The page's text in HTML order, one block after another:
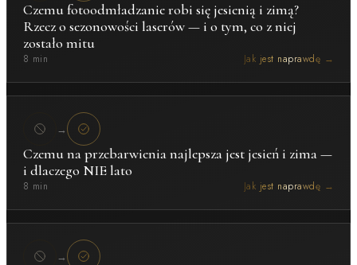
Czemu fotoodmładzanie robi się jesienią i zimą?
Rzecz o sezonowości laserów — i o tym, co z niej
zostało mitu
8 min Jak jest naprawdę →
→
Czemu na przebarwienia najlepsza jest jesień i zima —
i dlaczego NIE lato
8 min Jak jest naprawdę →
→